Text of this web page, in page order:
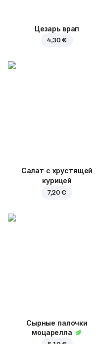
Цезарь врап
4,30 €
Салат с хрустящей
курицей
7,20 €
Сырные палочки
моцарелла